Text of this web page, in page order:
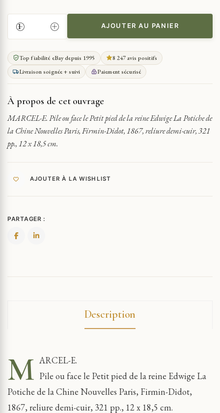
QUANTITÉ
DE
PILE
OU
FACE
LE
PIED
DE
REINE
EDWIGE
DE
CHINE
AJOUTER AU PANIER
Top fiabilité eBay depuis 1995
8 247 avis positifs
Livraison soignée + suivi
Paiement sécurisé
À propos de cet ouvrage
MARCEL-E. Pile ou face le Petit pied de la reine Edwige La Potiche de
la Chine Nouvelles Paris, Firmin-Didot, 1867, reliure demi-cuir, 321
pp., 12 x 18,5 cm.
AJOUTER À LA WISHLIST
PARTAGER :
Description
M ARCEL-E.
Pile ou face le Petit pied de la reine Edwige La
Potiche de la Chine Nouvelles Paris, Firmin-Didot,
1867, reliure demi-cuir, 321 pp., 12 x 18,5 cm.